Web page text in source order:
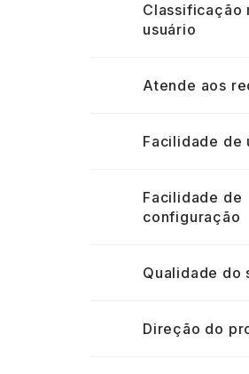
Classificação
usuário
Atende aos
Facilidade de
Facilidade de
configuração
Qualidade do
Direção do